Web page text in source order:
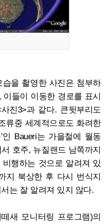
을 촬영한 사진은 첨부하
들이 이동한 경로를 표시
진3>과 같다. 큰뒷부리도
류중 세계적으로도 화려한
인 Baueri는 가을철에 월동
호주, 뉴질랜드 남쪽까지
행하는 것으로 알려져 있
지 북상한 후 다시 번식지
는 잘 알려져 있지 않다.
새 모니터링 프로그램)의